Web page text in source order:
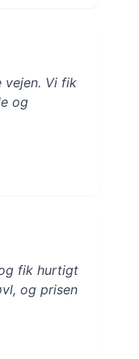
vejen. Vi fik
og
fik hurtigt
og prisen